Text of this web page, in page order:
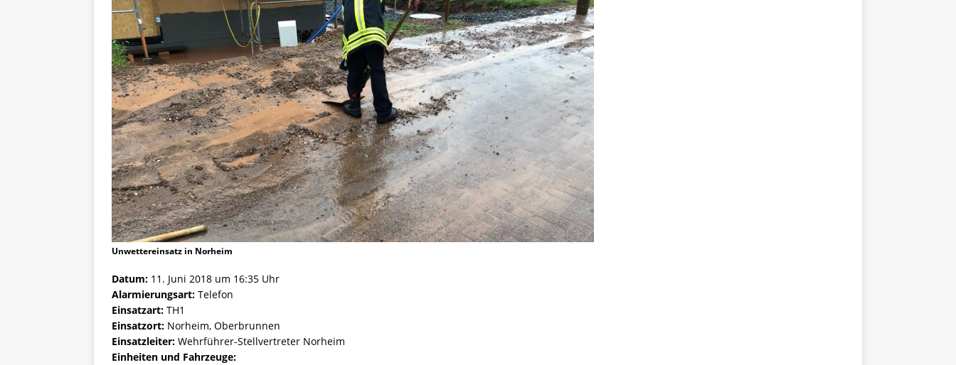
Unwettereinsatz in Norheim
Datum: 11. Juni 2018 um 16:35 Uhr
Alarmierungsart: Telefon
Einsatzart: TH1
Einsatzort: Norheim, Oberbrunnen
Einsatzleiter: Wehrführer-Stellvertreter Norheim
Einheiten und Fahrzeuge: